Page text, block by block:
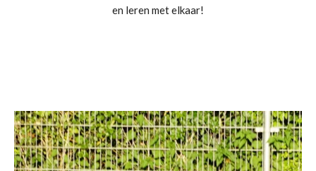
en leren met elkaar!